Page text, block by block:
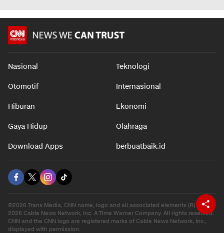
Nasional Teknologi
Otomotif Internasional
Hiburan Ekonomi
Gaya Hidup Olahraga
Download Apps berbuatbaik.id
©2026 Trans Media, CNN name, logo and all associated elements (R) and ©
2026 Cable News Network, Inc. A Time Warner Company. All rights reserved.
CNN and the CNN logo are registered marks of Cable News Network, Inc.,
displayed with permission.